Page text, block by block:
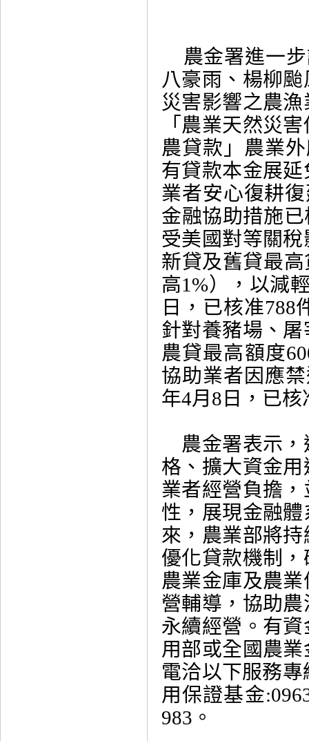
農金署進一步
八豪雨、楊柳
災害影響之農
「農業天然災
農貸款」農業
有貸款本金展
業者安心復耕
金融協助措施
受美國對等關
新貸及舊貸最
高1%），以減
日，已核准788
針對養豬場、
農貸最高額度
協助業者因應
年4月8日，已
農金署表示，
格、擴大資金
業者經營負擔
性，展現金融
來，農業部將
優化貸款機制
農業金庫及農
營輔導，協助
永續經營。有
用部或全國農
電洽以下服務專
用保證基金
983。